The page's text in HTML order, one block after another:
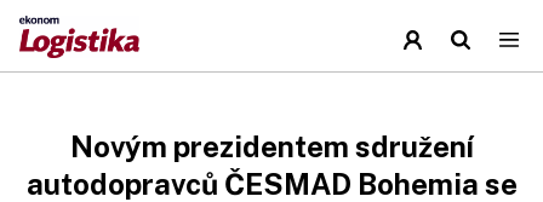
Novým prezidentem sdružení
autodopravců ČESMAD Bohemia se